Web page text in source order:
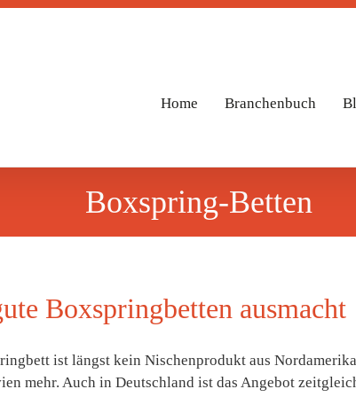
Home Branchenbuch
Boxspring-Betten
Boxspringbetten ausmacht
ist längst kein Nischenprodukt aus
mehr. Auch in Deutschland ist das Angebot